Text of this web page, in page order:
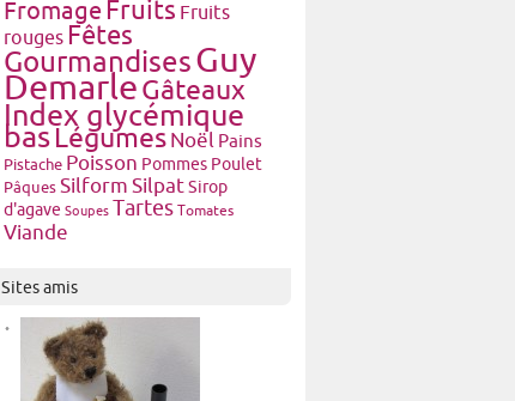
Fromage Fruits Fruits
rouges Fêtes
Gourmandises Guy
Demarle Gâteaux
Index glycémique
bas Légumes Noël Pains
Pistache Poisson Pommes Poulet
Pâques Silform Silpat Sirop
d'agave Soupes Tartes Tomates
Viande
Sites amis